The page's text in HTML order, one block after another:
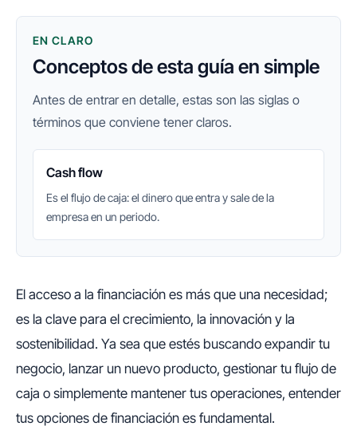
EN CLARO
Conceptos de esta guía en simple
Antes de entrar en detalle, estas son las siglas o
términos que conviene tener claros.
Cash flow
Es el flujo de caja: el dinero que entra y sale de la
empresa en un periodo.
El acceso a la financiación es más que una necesidad;
es la clave para el crecimiento, la innovación y la
sostenibilidad. Ya sea que estés buscando expandir tu
negocio, lanzar un nuevo producto, gestionar tu flujo de
caja o simplemente mantener tus operaciones, entender
tus opciones de financiación es fundamental.